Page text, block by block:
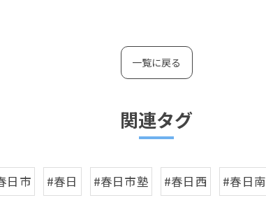
一覧に戻る
関連タグ
日市 #春日 #春日市塾 #春日西 #春日南